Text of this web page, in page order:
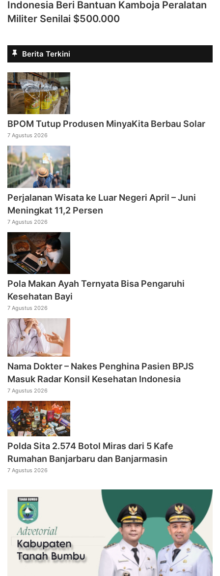
Indonesia Beri Bantuan Kamboja Peralatan
Militer Senilai $500.000
Berita Terkini
BPOM Tutup Produsen MinyaKita Berbau Solar
7 Agustus 2026
Perjalanan Wisata ke Luar Negeri April – Juni
Meningkat 11,2 Persen
7 Agustus 2026
Pola Makan Ayah Ternyata Bisa Pengaruhi
Kesehatan Bayi
7 Agustus 2026
Nama Dokter – Nakes Penghina Pasien BPJS
Masuk Radar Konsil Kesehatan Indonesia
7 Agustus 2026
Polda Sita 2.574 Botol Miras dari 5 Kafe
Rumahan Banjarbaru dan Banjarmasin
7 Agustus 2026